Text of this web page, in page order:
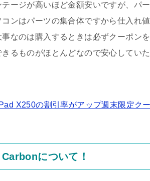
テージが高いほど金額安いですが、パ
ンはパーツの集合体ですから仕入れ
事なのは購入するときは必ずクーポン
るものがほとんどなので安心してい
X250の割引率がアップ週末限定ク
について！